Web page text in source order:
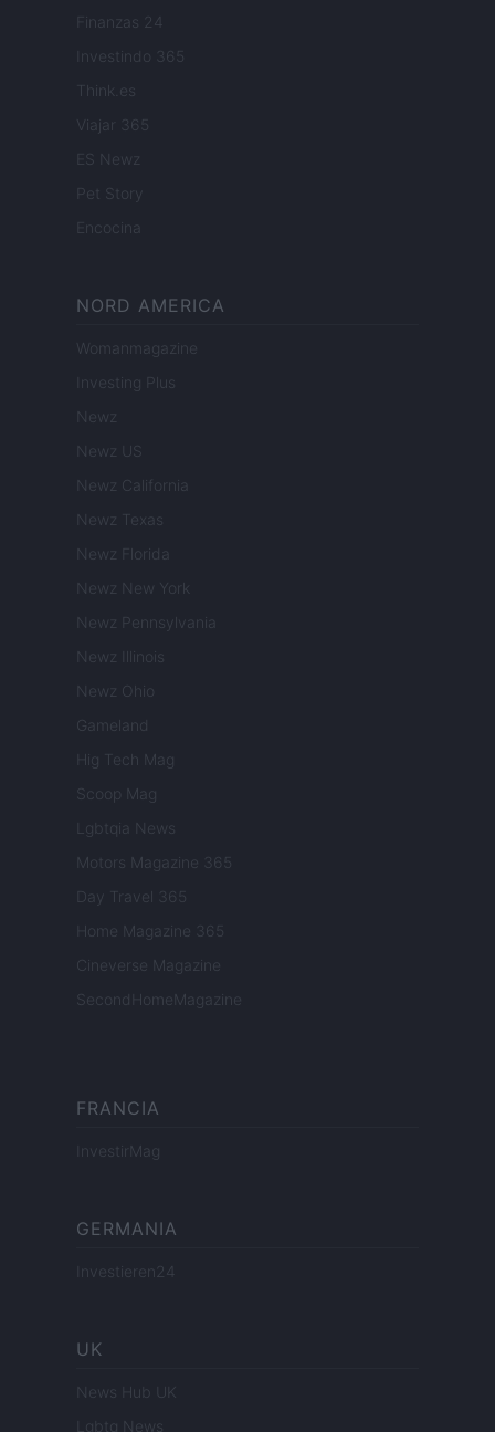
Finanzas 24
Investindo 365
Think.es
Viajar 365
ES Newz
Pet Story
Encocina
NORD AMERICA
Womanmagazine
Investing Plus
Newz
Newz US
Newz California
Newz Texas
Newz Florida
Newz New York
Newz Pennsylvania
Newz Illinois
Newz Ohio
Gameland
Hig Tech Mag
Scoop Mag
Lgbtqia News
Motors Magazine 365
Day Travel 365
Home Magazine 365
Cineverse Magazine
SecondHomeMagazine
FRANCIA
InvestirMag
GERMANIA
Investieren24
UK
News Hub UK
Lgbtq News